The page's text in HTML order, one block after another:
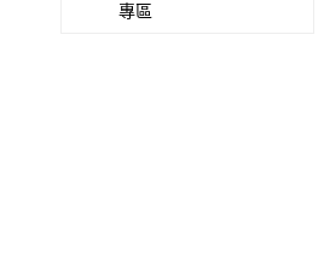
專區